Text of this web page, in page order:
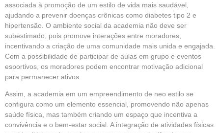
associada à promoção de um estilo de vida mais saudável,
ajudando a prevenir doenças crônicas como diabetes tipo 2 e
hipertensão. O ambiente social da academia não deve ser
subestimado, pois promove interações entre moradores,
incentivando a criação de uma comunidade mais unida e engajada.
Com a possibilidade de participar de aulas em grupo e eventos
esportivos, os moradores podem encontrar motivação adicional
para permanecer ativos.
Assim, a academia em um empreendimento de neo estilo se
configura como um elemento essencial, promovendo não apenas
saúde física, mas também criando um espaço que incentiva a
convivência e o bem-estar social. A integração de atividades físicas